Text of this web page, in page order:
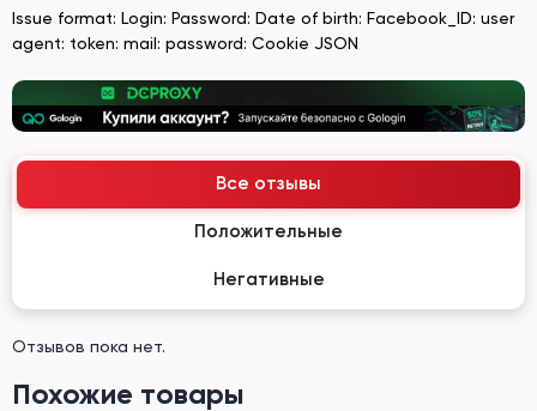
Issue format: Login: Password: Date of birth: Facebook_ID: user
agent: token: mail: password: Cookie JSON
Все отзывы
Положительные
Негативные
Отзывов пока нет.
Похожие товары